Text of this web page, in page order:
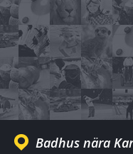
Badhus nära